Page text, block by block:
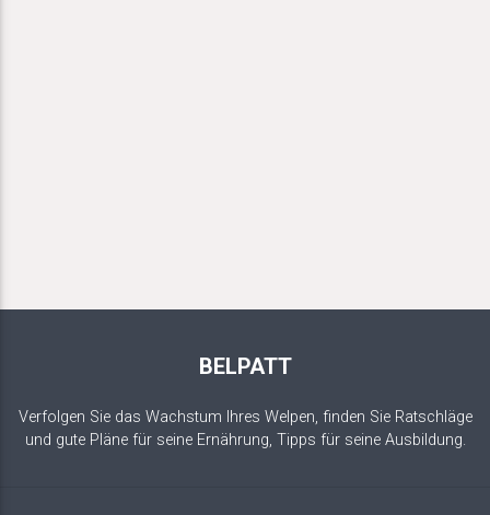
BELPATT
Verfolgen Sie das Wachstum Ihres Welpen, finden Sie Ratschläge
und gute Pläne für seine Ernährung, Tipps für seine Ausbildung.